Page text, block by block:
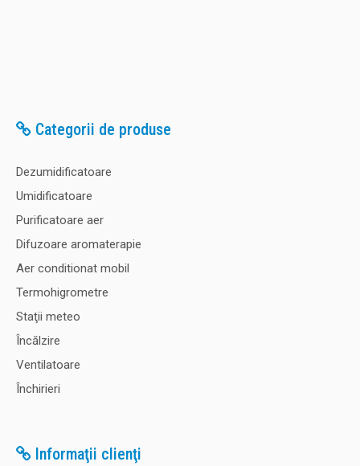
Categorii de produse
Dezumidificatoare
Umidificatoare
Purificatoare aer
Difuzoare aromaterapie
Aer conditionat mobil
Termohigrometre
Staţii meteo
Încălzire
Ventilatoare
Închirieri
Informaţii clienţi